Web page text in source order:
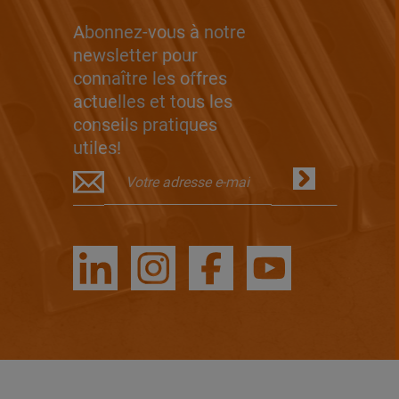
Abonnez-vous à notre
newsletter pour
connaître les offres
actuelles et tous les
conseils pratiques
utiles!